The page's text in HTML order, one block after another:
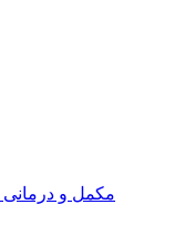
مکمل و